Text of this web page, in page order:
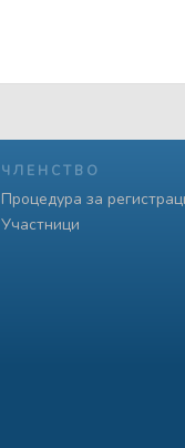
ЧЛЕНСТВО
Процедура за
Участници